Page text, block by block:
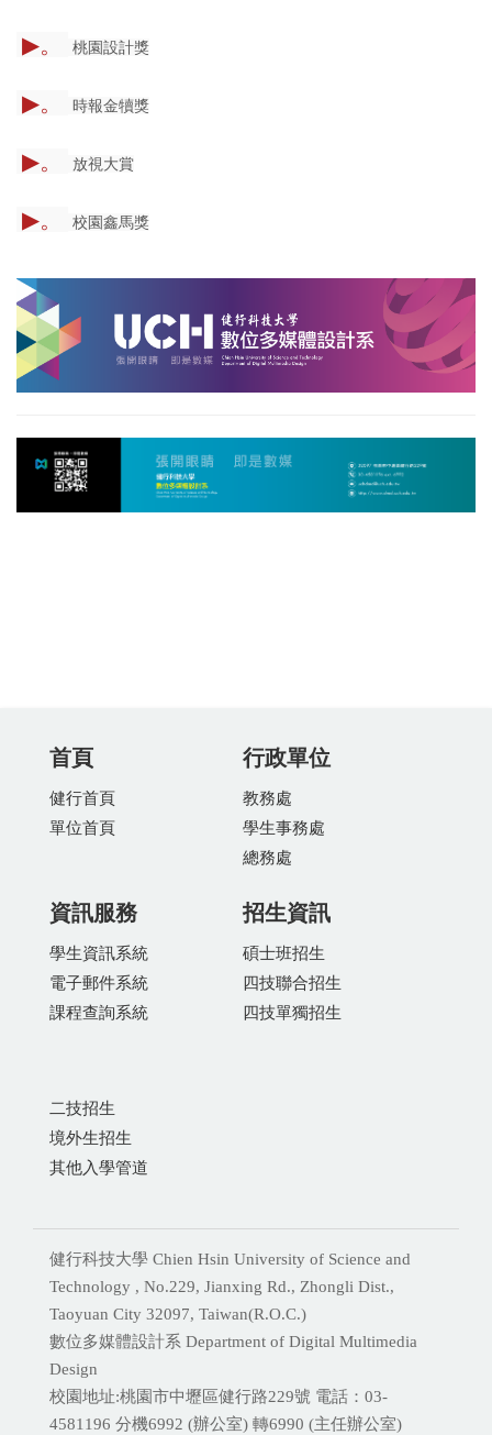
▶。 桃園設計獎
▶。 時報金犢獎
▶。 放視大賞
▶。 校園鑫馬獎
首頁
健行首頁
單位首頁
行政單位
教務處
學生事務處
總務處
資訊服務
學生資訊系統
電子郵件系統
課程查詢系統
招生資訊
碩士班招生
四技聯合招生
四技單獨招生
二技招生
境外生招生
其他入學管道
健行科技大學 Chien Hsin University of Science and
Technology , No.229, Jianxing Rd., Zhongli Dist.,
Taoyuan City 32097, Taiwan(R.O.C.)
數位多媒體設計系 Department of Digital Multimedia
Design
校園地址:桃園市中壢區健行路229號 電話：03-
4581196 分機6992 (辦公室) 轉6990 (主任辦公室)